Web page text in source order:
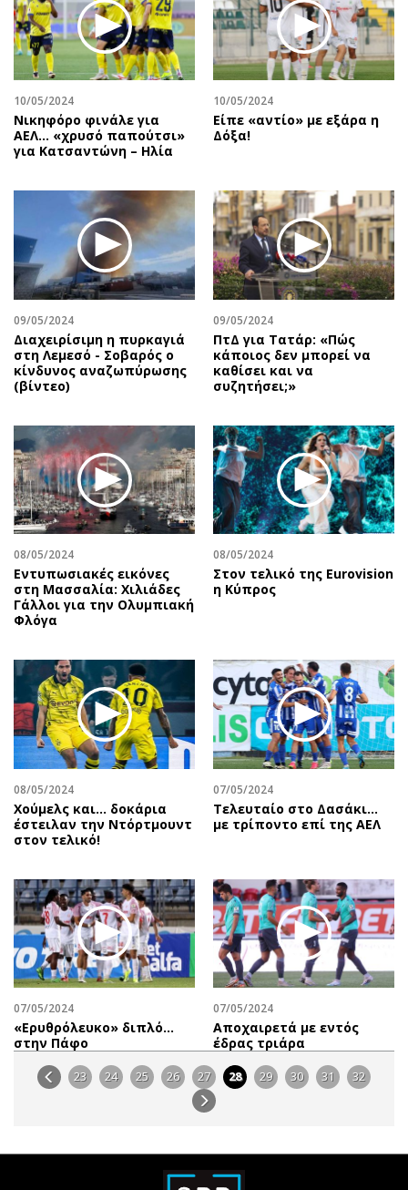
10/05/2024
Νικηφόρο φινάλε για
ΑΕΛ… «χρυσό παπούτσι»
για Κατσαντώνη – Ηλία
10/05/2024
Είπε «αντίο» με εξάρα η
Δόξα!
09/05/2024
Διαχειρίσιμη η πυρκαγιά
στη Λεμεσό - Σοβαρός ο
κίνδυνος αναζωπύρωσης
(βίντεο)
09/05/2024
ΠτΔ για Τατάρ: «Πώς
κάποιος δεν μπορεί να
καθίσει και να
συζητήσει;»
08/05/2024
Εντυπωσιακές εικόνες
στη Μασσαλία: Χιλιάδες
Γάλλοι για την Ολυμπιακή
Φλόγα
08/05/2024
Στον τελικό της Eurovision
η Κύπρος
08/05/2024
Χούμελς και... δοκάρια
έστειλαν την Ντόρτμουντ
στον τελικό!
07/05/2024
Τελευταίο στο Δασάκι…
με τρίποντο επί της ΑΕΛ
07/05/2024
«Ερυθρόλευκο» διπλό…
στην Πάφο
07/05/2024
Αποχαιρετά με εντός
έδρας τριάρα
23 24 25 26 27 28 29 30 31 32